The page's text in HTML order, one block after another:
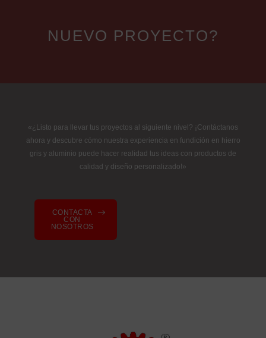
NUEVO PROYECTO?
«¿Listo para llevar tus proyectos al siguiente nivel? ¡Contáctanos
ahora y descubre cómo nuestra experiencia en fundición en hierro
gris y aluminio puede hacer realidad tus ideas con productos de
calidad y diseño personalizado!»
CONTACTA
CON
NOSOTROS